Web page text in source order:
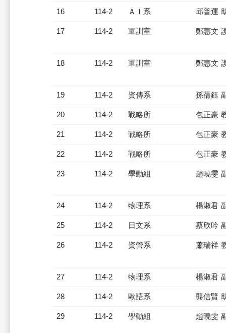
16 114-2 ＡＩ系 邱普運
17 114-2 軍訓室 鄭惠文
18 114-2 軍訓室 鄭惠文
19 114-2 資傳系 孫蒨鈺
20 114-2 戰略所 包正豪
21 114-2 戰略所 包正豪
22 114-2 戰略所 包正豪
23 114-2 學動組 趙曉雯
24 114-2 物理系 楊淑君
25 114-2 日文系 蔡欣吟
26 114-2 資管系 蕭瑞祥
27 114-2 物理系 楊淑君
28 114-2 歐語系 龔信賢
29 114-2 學動組 趙曉雯